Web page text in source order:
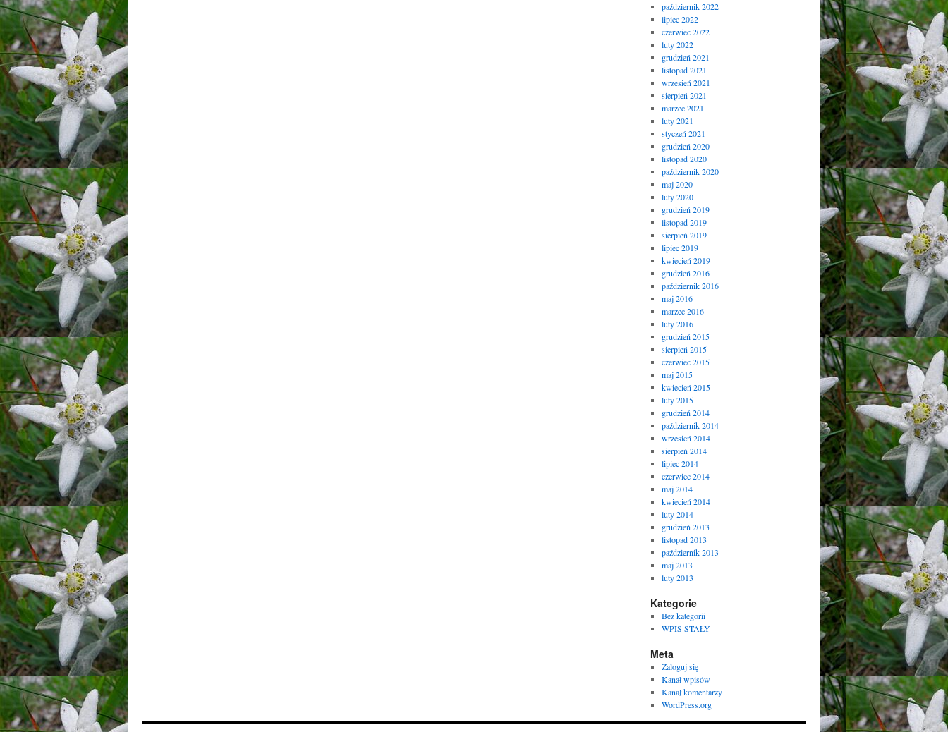
październik 2022
lipiec 2022
czerwiec 2022
luty 2022
grudzień 2021
listopad 2021
wrzesień 2021
sierpień 2021
marzec 2021
luty 2021
styczeń 2021
grudzień 2020
listopad 2020
październik 2020
maj 2020
luty 2020
grudzień 2019
listopad 2019
sierpień 2019
lipiec 2019
kwiecień 2019
grudzień 2016
październik 2016
maj 2016
marzec 2016
luty 2016
grudzień 2015
sierpień 2015
czerwiec 2015
maj 2015
kwiecień 2015
luty 2015
grudzień 2014
październik 2014
wrzesień 2014
sierpień 2014
lipiec 2014
czerwiec 2014
maj 2014
kwiecień 2014
luty 2014
grudzień 2013
listopad 2013
październik 2013
maj 2013
luty 2013
Kategorie
Bez kategorii
WPIS STAŁY
Meta
Zaloguj się
Kanał wpisów
Kanał komentarzy
WordPress.org